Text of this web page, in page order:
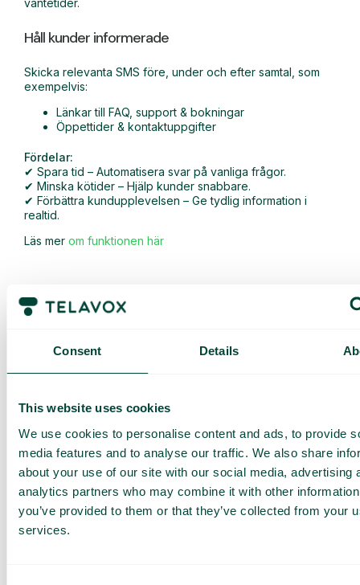
Consent Details
This website uses cookies
We use cookies to personalise content and ads, to provide
media features and to analyse our traffic. We also share
about your use of our site with our social media, advertising
analytics partners who may combine it with other
you’ve provided to them or that they’ve collected from your
services.
Håll kunder informerade
Skicka relevanta SMS före, under och efter samtal, som
exempelvis:
Länkar till FAQ, support & bokningar
Öppettider & kontaktuppgifter
Fördelar:
✔ Spara tid – Automatisera svar på vanliga frågor.
✔ Minska kötider – Hjälp kunder snabbare.
✔ Förbättra kundupplevelsen – Ge tydlig information i
realtid.
Läs mer om funktionen här
Få en
skräddarsydd
demo och
offert
Genomgång av våra
tjänster
Offert anpassad för ditt
företag